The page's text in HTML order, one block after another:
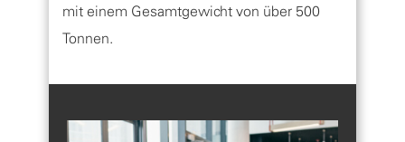
mit einem Gesamtgewicht von über 500
Tonnen.